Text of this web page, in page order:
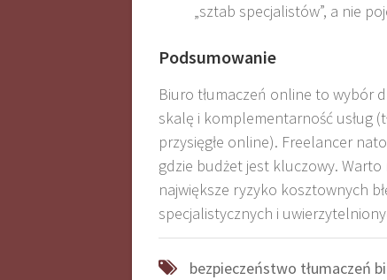
„sztab specjalistów”, a nie
Podsumowanie
Biuro tłumaczeń online to wybór
skalę i komplementarność usług
przysięgłe online). Freelancer
gdzie budżet jest kluczowy.
największe ryzyko kosztownych
specjalistycznych i
bezpieczeństwo tłumaczeń